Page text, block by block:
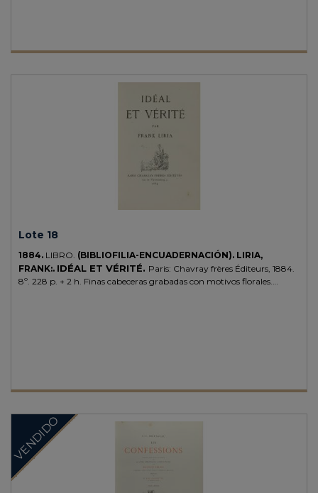
Lote 18
1884. LIBRO. (BIBLIOFILIA-ENCUADERNACIÓN). LIRIA,
FRANK:. IDÉAL ET VÉRITÉ. Paris: Chavray frères Éditeurs, 1884.
8º. 228 p. + 2 h. Finas cabeceras grabadas con motivos florales.
VENDIDO